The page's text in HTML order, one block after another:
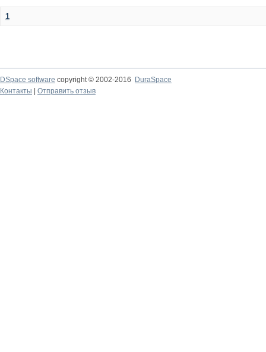
1
DSpace software copyright © 2002-2016
DuraSpace
Контакты
Отправить отзыв